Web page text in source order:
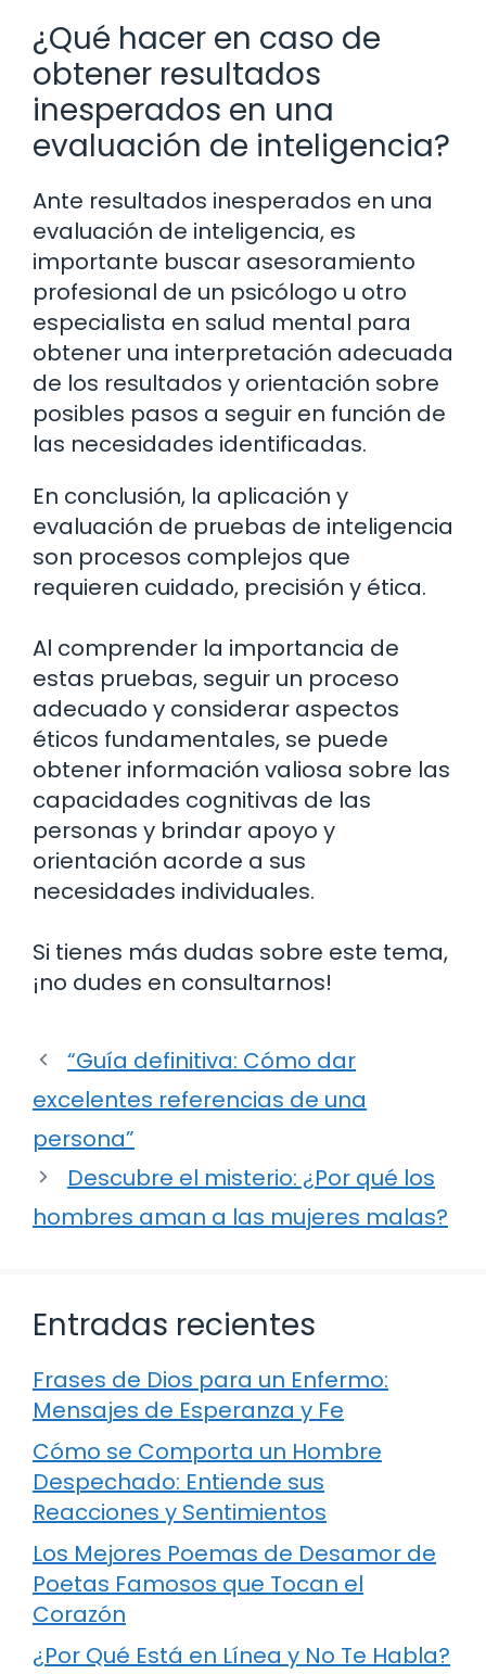
¿Qué hacer en caso de
obtener resultados
inesperados en una
evaluación de inteligencia?
Ante resultados inesperados en una
evaluación de inteligencia, es
importante buscar asesoramiento
profesional de un psicólogo u otro
especialista en salud mental para
obtener una interpretación adecuada
de los resultados y orientación sobre
posibles pasos a seguir en función de
las necesidades identificadas.
En conclusión, la aplicación y
evaluación de pruebas de inteligencia
son procesos complejos que
requieren cuidado, precisión y ética.
Al comprender la importancia de
estas pruebas, seguir un proceso
adecuado y considerar aspectos
éticos fundamentales, se puede
obtener información valiosa sobre las
capacidades cognitivas de las
personas y brindar apoyo y
orientación acorde a sus
necesidades individuales.
Si tienes más dudas sobre este tema,
¡no dudes en consultarnos!
“Guía definitiva: Cómo dar
excelentes referencias de una
persona”
Descubre el misterio: ¿Por qué los
hombres aman a las mujeres malas?
Entradas recientes
Frases de Dios para un Enfermo:
Mensajes de Esperanza y Fe
Cómo se Comporta un Hombre
Despechado: Entiende sus
Reacciones y Sentimientos
Los Mejores Poemas de Desamor de
Poetas Famosos que Tocan el
Corazón
¿Por Qué Está en Línea y No Te Habla?